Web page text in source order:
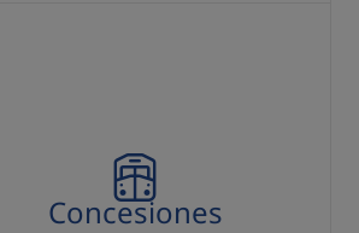
Concesiones